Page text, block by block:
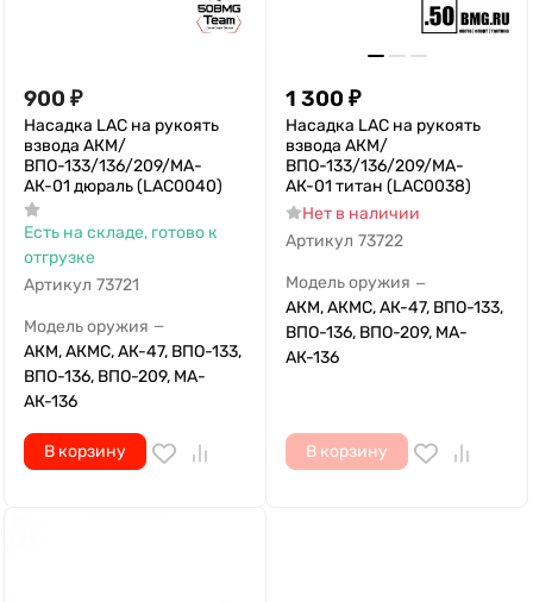
900 ₽
Насадка LAC на рукоять
взвода АКМ/
ВПО-133/136/209/МА-
АК-01 дюраль (LAC0040)
Есть на складе, готово к
отгрузке
Артикул 73721
Модель оружия —
АКМ, АКМС, АК-47, ВПО-133,
ВПО-136, ВПО-209, МА-
АК-136
В корзину
1 300 ₽
Насадка LAC на рукоять
взвода АКМ/
ВПО-133/136/209/МА-
АК-01 титан (LAC0038)
Нет в наличии
Артикул 73722
Модель оружия —
АКМ, АКМС, АК-47, ВПО-133,
ВПО-136, ВПО-209, МА-
АК-136
В корзину